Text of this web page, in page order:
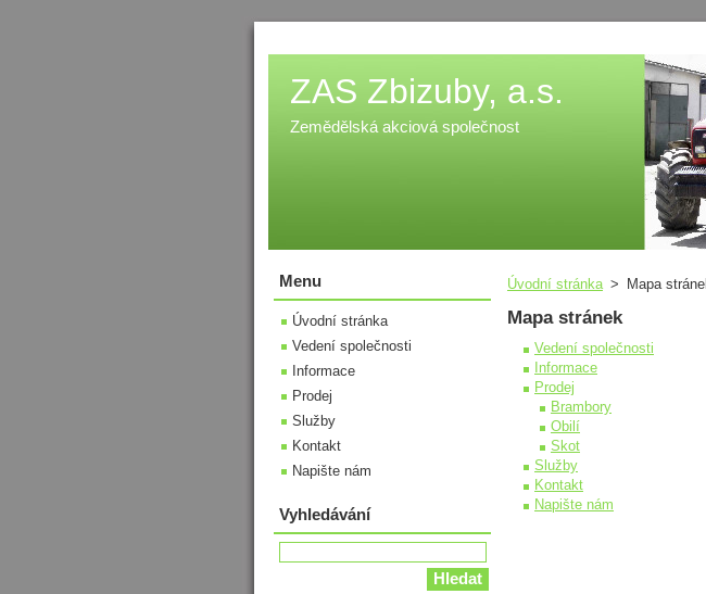
ZAS Zbizuby, a.s.
Zemědělská akciová společnost
Úvodní stránka > Mapa
Mapa stránek
Vedení společnosti
Informace
Prodej
Brambory
Obilí
Skot
Služby
Kontakt
Napište nám
Menu
Úvodní stránka
Vedení společnosti
Informace
Prodej
Služby
Kontakt
Napište nám
Vyhledávání